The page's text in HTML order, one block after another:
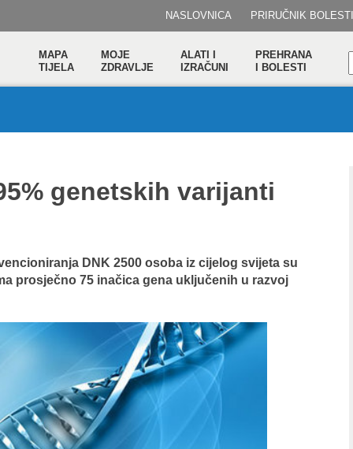
NASLOVNICA PRIRUČNIK BOLESTI
MAPA
TIJELA
MOJE
ZDRAVLJE
ALATI I
IZRAČUNI
PREHRANA
I BOLESTI
genetskih varijanti
DNK 2500 osoba iz cijelog svijeta su
prosječno 75 inačica gena uključenih u razvoj